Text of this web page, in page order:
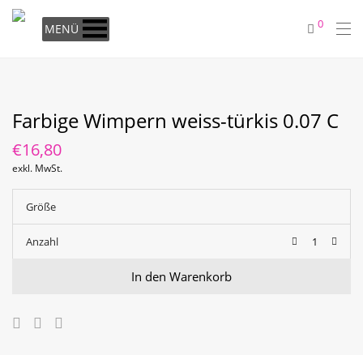
MENÜ 0
Farbige Wimpern weiss-türkis 0.07 C
€16,80
exkl. MwSt.
Größe
Anzahl
In den Warenkorb